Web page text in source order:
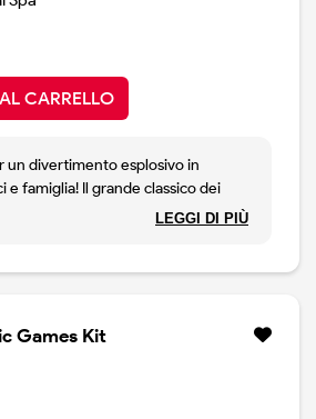
CARRELLO
un divertimento esplosivo in
e famiglia! Il grande classico dei
Gioco dell'oca, torna in una veste
in mezzo ai mari... chi riuscirà ad
nemica? L'impiccato è il gioco
LEGGI DI PIÙ
Games Kit